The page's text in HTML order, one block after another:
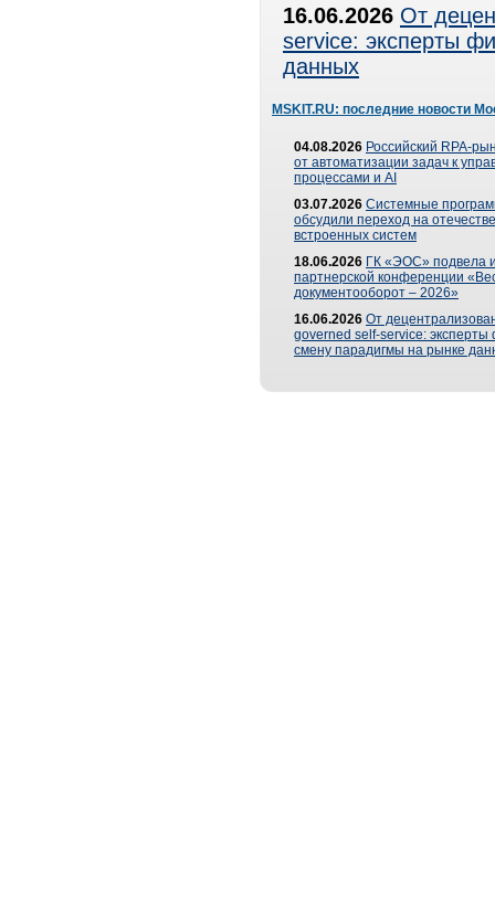
16.06.2026 От
service: эксперты
данных
MSKIT.RU: последние новости
04.08.2026 Российский RPA-
от автоматизации задач к
процессами и AI
03.07.2026 Системные
обсудили переход на
встроенных систем
18.06.2026 ГК «ЭОС» подвела
партнерской конференции
документооборот – 2026»
16.06.2026 От
governed self-service: эксперты
смену парадигмы на рынке